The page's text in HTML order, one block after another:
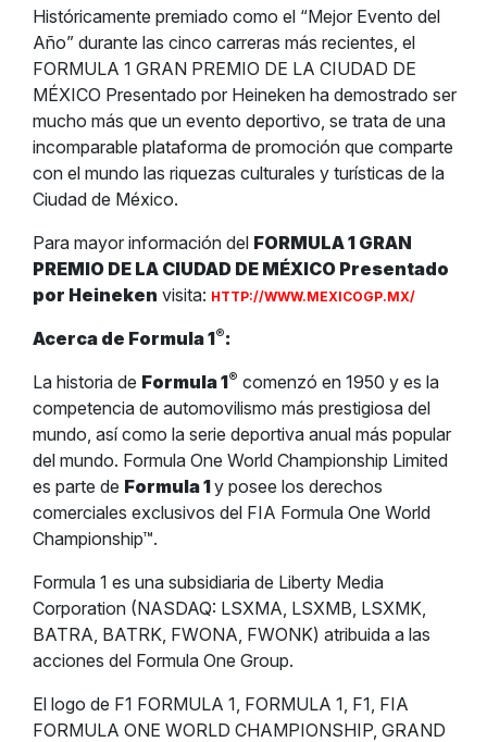
Históricamente premiado como el “Mejor Evento del
Año” durante las cinco carreras más recientes, el
FORMULA 1 GRAN PREMIO DE LA CIUDAD DE
MÉXICO Presentado por Heineken ha demostrado ser
mucho más que un evento deportivo, se trata de una
incomparable plataforma de promoción que comparte
con el mundo las riquezas culturales y turísticas de la
Ciudad de México.
Para mayor información del FORMULA 1 GRAN
PREMIO DE LA CIUDAD DE MÉXICO Presentado
por Heineken visita: HTTP://WWW.MEXICOGP.MX/
Acerca de Formula 1®:
La historia de Formula 1® comenzó en 1950 y es la
competencia de automovilismo más prestigiosa del
mundo, así como la serie deportiva anual más popular
del mundo. Formula One World Championship Limited
es parte de Formula 1y posee los derechos
comerciales exclusivos del FIA Formula One World
Championship™.
Formula 1 es una subsidiaria de Liberty Media
Corporation (NASDAQ: LSXMA, LSXMB, LSXMK,
BATRA, BATRK, FWONA, FWONK) atribuida a las
acciones del Formula One Group.
El logo de F1 FORMULA 1, FORMULA 1, F1, FIA
FORMULA ONE WORLD CHAMPIONSHIP, GRAND